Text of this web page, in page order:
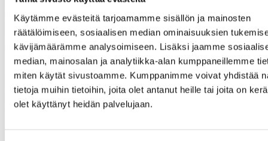
Käytämme evästeitä tarjoamamme sisällön ja mainosten
räätälöimiseen, sosiaalisen median ominaisuuksien
kävijämäärämme analysoimiseen. Lisäksi jaamme
median, mainosalan ja analytiikka-alan kumppaneillemme
miten käytät sivustoamme. Kumppanimme voivat yhdistää
tietoja muihin tietoihin, joita olet antanut heille tai joita on
olet käyttänyt heidän palvelujaan.
kuntoutussuunnitelman mukaisista käynneistä, ensimmäinen käynti
on järjestettävä kohtuullisessa ajassa, kuitenkin kolmen kuukauden
kuluessa 51 §:n mukaisesta arviosta taikka asiakkaalle tehdyn hoito-
tai kuntoutussuunnitelman mukaisesti. Tätä suunniteltaessa on
otettava mm. asiakkaan terveydentila ja toimintakyky huomioon.
Se on toistaiseksi epäselvää, mitkä käynnit tulkitaan jatkossa
suunnitelman mukaisiksi, kun kyse on ensimmäisestä käynnistä
toimintaterapeutin luona. Ministeriön mukaan hoito- ja
kuntoutussuunnitelman kirjaukseksi voidaan tulkita muukin kuin
virallisen kuntoutussuunnitelman mukainen kirjaus.